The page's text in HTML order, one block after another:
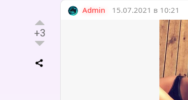
Admin 15.07.2021 в 10:21
+3